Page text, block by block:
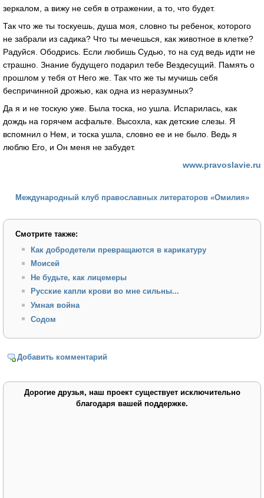
зеркалом, а вижу не себя в отражении, а то, что будет.
Так что же ты тоскуешь, душа моя, словно ты ребенок, которого
не забрали из садика? Что ты мечешься, как животное в клетке?
Радуйся. Ободрись. Если любишь Судью, то на суд ведь идти не
страшно. Знание будущего подарил тебе Вездесущий. Память о
прошлом у тебя от Него же. Так что же ты мучишь себя
беспричинной дрожью, как одна из неразумных?
Да я и не тоскую уже. Была тоска, но ушла. Испарилась, как
дождь на горячем асфальте. Высохла, как детские слезы. Я
вспомнил о Нем, и тоска ушла, словно ее и не было. Ведь я
люблю Его, и Он меня не забудет.
www.pravoslavie.ru
Международный клуб православных литераторов «Омилия»
Смотрите также:
Как добродетели превращаются в карикатуру
Моисей
Не будьте, как лицемеры
Русские капли крови во мне сильны...
Умная война
Содом
Добавить комментарий
Дорогие друзья, наш проект существует исключительно
благодаря вашей поддержке.